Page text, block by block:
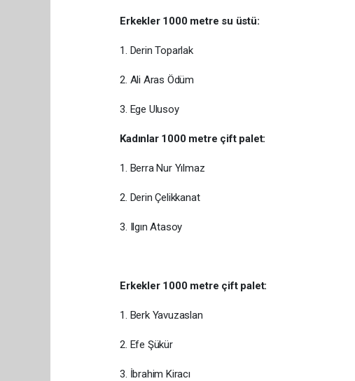
Erkekler 1000 metre su üstü:
1. Derin Toparlak
2. Ali Aras Ödüm
3. Ege Ulusoy
Kadınlar 1000 metre çift palet:
1. Berra Nur Yılmaz
2. Derin Çelikkanat
3. Ilgın Atasoy
Erkekler 1000 metre çift palet:
1. Berk Yavuzaslan
2. Efe Şükür
3. İbrahim Kiracı